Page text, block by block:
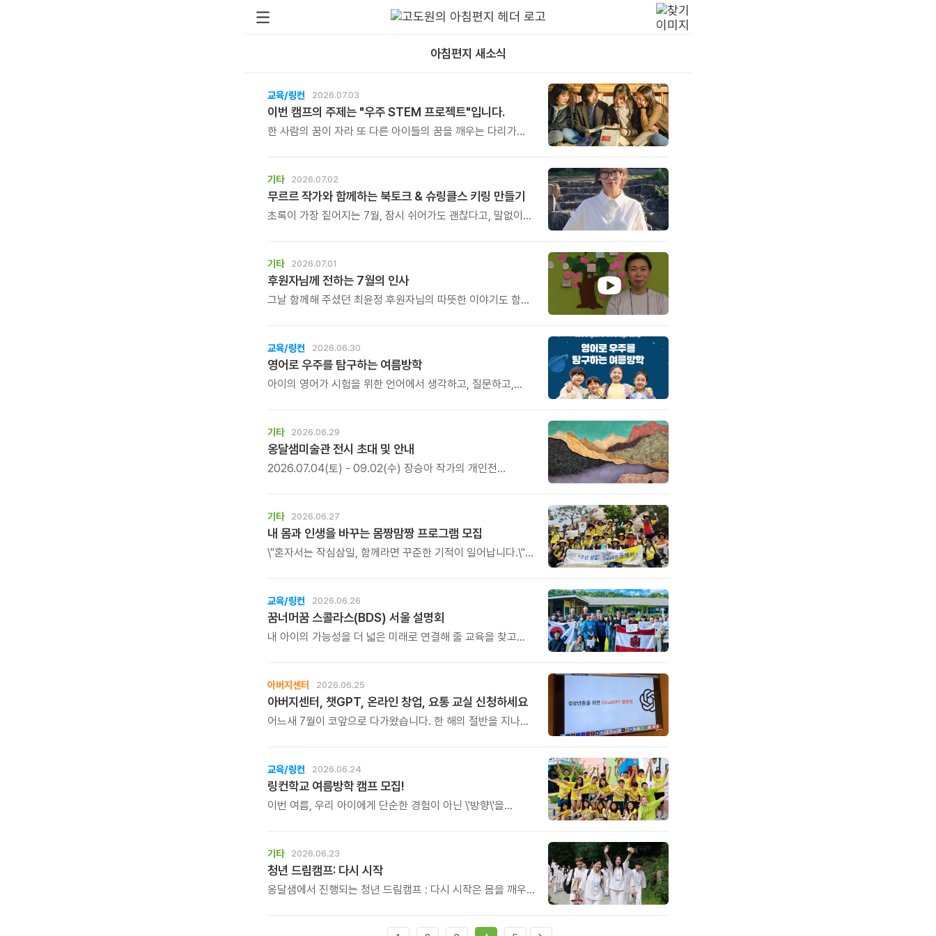
아침편지 새소식
교육/링컨 2026.07.03
이번 캠프의 주제는 "우주 STEM 프로젝트"입니다.
한 사람의 꿈이 자라 또 다른 아이들의 꿈을 깨우는 다리가
기타 2026.07.02
무르르 작가와 함께하는 북토크 & 슈링클스 키링 만들기
초록이 가장 짙어지는 7월, 잠시 쉬어가도 괜찮다고, 말없이
슈링클스 키링 만들기 체험도 함께 진행됩니다. 아이부터
어른까지 누구나 쉽고 즐겁게 참여할 수 있는 체험으로,
북토크의 따뜻한 여운을 일상 속에서도 오래 간직하실 수
있습니다.
기타 2026.07.01
후원자님께 전하는 7월의 인사
그날 함께해 주셨던 최윤정 후원자님의 따뜻한 이야기도 함께
수 있습니다.
교육/링컨 2026.06.30
영어로 우주를 탐구하는 여름방학
아이의 영어가 시험을 위한 언어에서 생각하고, 질문하고,
기타 2026.06.29
옹달샘미술관 전시 초대 및 안내
2026.07.04(토) - 09.02(수) 장승아 작가의 개인전
회화 세계를 선보이며, \'사이사이\'는 보이는 풍경과 보이지
않는 기억, 떠남과 머묾, 고요와 흔들림 사이에 존재하는
감각을 다룹니다.
기타 2026.06.27
내 몸과 인생을 바꾸는 몸짱맘짱 프로그램 모집
\"혼자서는 작심삼일, 함께라면 꾸준한 기적이 일어납니다.\"
교육/링컨 2026.06.26
꿈너머꿈 스콜라스(BDS) 서울 설명회
내 아이의 가능성을 더 넓은 미래로 연결해 줄 교육을 찾고
아버지센터 2026.06.25
아버지센터, 챗GPT, 온라인 창업, 요통 교실 신청하세요
어느새 7월이 코앞으로 다가왔습니다. 한 해의 절반을 지나며,
교육/링컨 2026.06.24
링컨학교 여름방학 캠프 모집!
이번 여름, 우리 아이에게 단순한 경험이 아닌 \'방향\'을
기타 2026.06.23
청년 드림캠프: 다시 시작
옹달샘에서 진행되는 청년 드림캠프 : 다시 시작은 몸을 깨우는
삶의 중심을 다시 세우며 자신의 꿈을 향해 다시 시작할 용기를